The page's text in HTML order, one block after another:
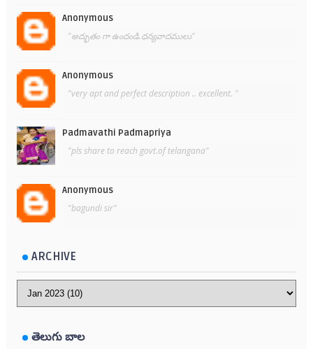
Anonymous
"అద్భుతం గా ఉందండి.ధన్యవాదములు"
Anonymous
"very apt and perfect description .. excellent. "
Padmavathi Padmapriya
"pls share to reach govt.of telangana"
Anonymous
"bagundi sir"
ARCHIVE
తెలుగు బాల